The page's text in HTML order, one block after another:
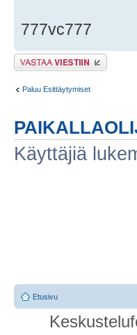
777vc777
Lähetä vastaus
Paluu Esittäytymiset
Käyttäjiä
Etusivu